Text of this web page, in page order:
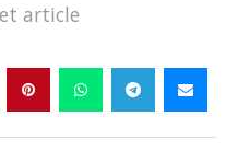
article